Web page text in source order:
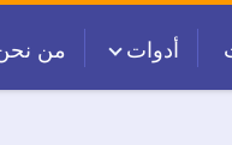
أدوات من